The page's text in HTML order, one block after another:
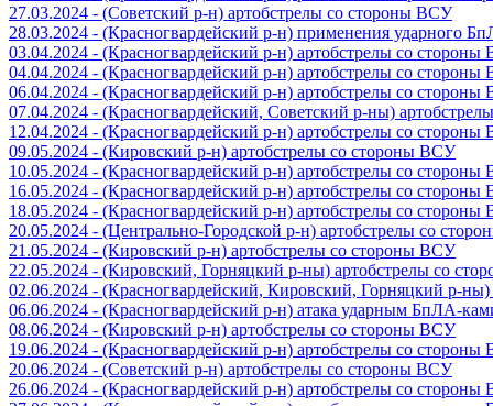
27.03.2024 - (Советский р-н) артобстрелы со стороны ВСУ
28.03.2024 - (Красногвардейский р-н) применения ударного
03.04.2024 - (Красногвардейский р-н) артобстрелы со
04.04.2024 - (Красногвардейский р-н) артобстрелы со
06.04.2024 - (Красногвардейский р-н) артобстрелы со
07.04.2024 - (Красногвардейский, Советский р-ны)
12.04.2024 - (Красногвардейский р-н) артобстрелы со
09.05.2024 - (Кировский р-н) артобстрелы со стороны ВСУ
10.05.2024 - (Красногвардейский р-н) артобстрелы со
16.05.2024 - (Красногвардейский р-н) артобстрелы со
18.05.2024 - (Красногвардейский р-н) артобстрелы со
20.05.2024 - (Центрально-Городской р-н) артобстрелы со
21.05.2024 - (Кировский р-н) артобстрелы со стороны ВСУ
22.05.2024 - (Кировский, Горняцкий р-ны) артобстрелы со
02.06.2024 - (Красногвардейский, Кировский, Горняцкий р-
06.06.2024 - (Красногвардейский р-н) атака ударным БпЛА-
08.06.2024 - (Кировский р-н) артобстрелы со стороны ВСУ
19.06.2024 - (Красногвардейский р-н) артобстрелы со
20.06.2024 - (Советский р-н) артобстрелы со стороны ВСУ
26.06.2024 - (Красногвардейский р-н) артобстрелы со